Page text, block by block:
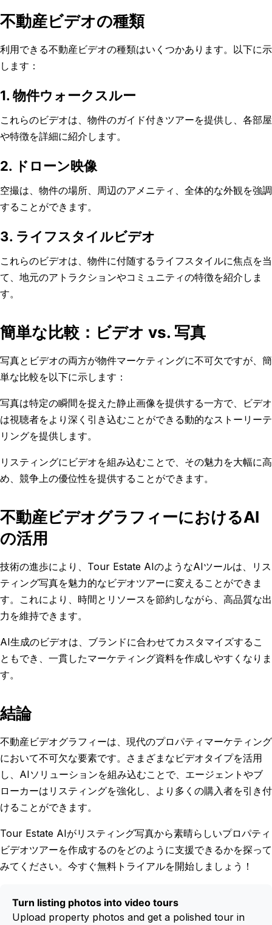
不動産ビデオの種類
利用できる不動産ビデオの種類はいくつかあります。以下に示
します：
1. 物件ウォークスルー
これらのビデオは、物件のガイド付きツアーを提供し、各部屋
や特徴を詳細に紹介します。
2. ドローン映像
空撮は、物件の場所、周辺のアメニティ、全体的な外観を強調
することができます。
3. ライフスタイルビデオ
これらのビデオは、物件に付随するライフスタイルに焦点を当
て、地元のアトラクションやコミュニティの特徴を紹介しま
す。
簡単な比較：ビデオ vs. 写真
写真とビデオの両方が物件マーケティングに不可欠ですが、簡
単な比較を以下に示します：
写真は特定の瞬間を捉えた静止画像を提供する一方で、ビデオ
は視聴者をより深く引き込むことができる動的なストーリーテ
リングを提供します。
リスティングにビデオを組み込むことで、その魅力を大幅に高
め、競争上の優位性を提供することができます。
不動産ビデオグラフィーにおけるAI
の活用
技術の進歩により、Tour Estate AIのようなAIツールは、リス
ティング写真を魅力的なビデオツアーに変えることができま
す。これにより、時間とリソースを節約しながら、高品質な出
力を維持できます。
AI生成のビデオは、ブランドに合わせてカスタマイズするこ
ともでき、一貫したマーケティング資料を作成しやすくなりま
す。
結論
不動産ビデオグラフィーは、現代のプロパティマーケティング
において不可欠な要素です。さまざまなビデオタイプを活用
し、AIソリューションを組み込むことで、エージェントやブ
ローカーはリスティングを強化し、より多くの購入者を引き付
けることができます。
Tour Estate AIがリスティング写真から素晴らしいプロパティ
ビデオツアーを作成するのをどのように支援できるかを探って
みてください。今すぐ無料トライアルを開始しましょう！
Turn listing photos into video tours
Upload property photos and get a polished tour in